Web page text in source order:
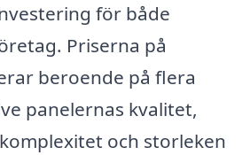
för både
Priserna på
beroende på flera
panelernas kvalitet,
och storleken